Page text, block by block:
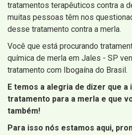
tratamentos terapêuticos contra a
muitas pessoas têm nos
desse tratamento contra a merla.
Você que está procurando
química de merla em Jales - SP
tratamento com Ibogaína do Brasil.
E temos a alegria de dizer que a
tratamento para a merla e que
também!
Para isso nós estamos aqui,